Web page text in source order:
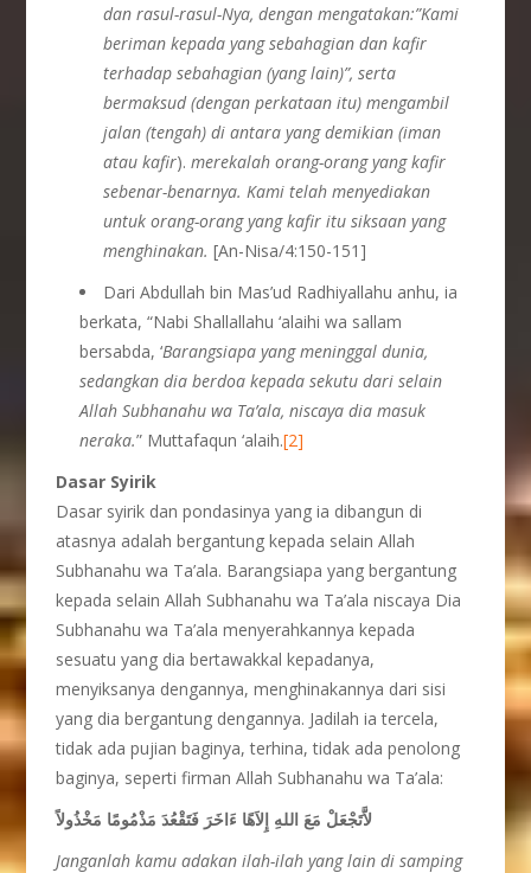
dan rasul-rasul-Nya, dengan mengatakan:”Kami
beriman kepada yang sebahagian dan kafir
terhadap sebahagian (yang lain)”, serta
bermaksud (dengan perkataan itu) mengambil
jalan (tengah) di antara yang demikian (iman
atau kafir).merekalah orang-orang yang kafir
sebenar-benarnya. Kami telah menyediakan
untuk orang-orang yang kafir itu siksaan yang
menghinakan.[An-Nisa/4:150-151]
Dari Abdullah bin Mas’ud Radhiyallahu anhu, ia
berkata, “Nabi Shallallahu ‘alaihi wa sallam
bersabda, ‘Barangsiapa yang meninggal dunia,
sedangkan dia berdoa kepada sekutu dari selain
Allah Subhanahu wa Ta’ala, niscaya dia masuk
neraka.” Muttafaqun ‘alaih.[2]
Dasar Syirik
Dasar syirik dan pondasinya yang ia dibangun di
atasnya adalah bergantung kepada selain Allah
Subhanahu wa Ta’ala. Barangsiapa yang bergantung
kepada selain Allah Subhanahu wa Ta’ala niscaya Dia
Subhanahu wa Ta’ala menyerahkannya kepada
sesuatu yang dia bertawakkal kepadanya,
menyiksanya dengannya, menghinakannya dari sisi
yang dia bergantung dengannya. Jadilah ia tercela,
tidak ada pujian baginya, terhina, tidak ada penolong
baginya, seperti firman Allah Subhanahu wa Ta’ala:
لاَّتَجْعَلْ مَعَ اللهِ إِلاَهًا ءَاخَرَ فَتَقْعُدَ مَذْمُومًا مَخْذُولاً
Janganlah kamu adakan ilah-ilah yang lain di samping